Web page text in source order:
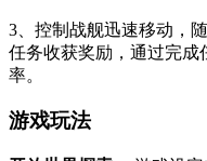
3、控制战舰迅速移动，
任务收获奖励，通过完成
率。
游戏玩法